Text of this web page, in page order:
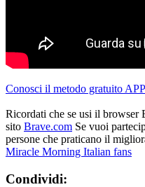
Conosci il metodo gratuito
Ricordati che se usi il browser
sito Brave.com Se vuoi
persone che praticano il
Miracle Morning Italian fans
Condividi: